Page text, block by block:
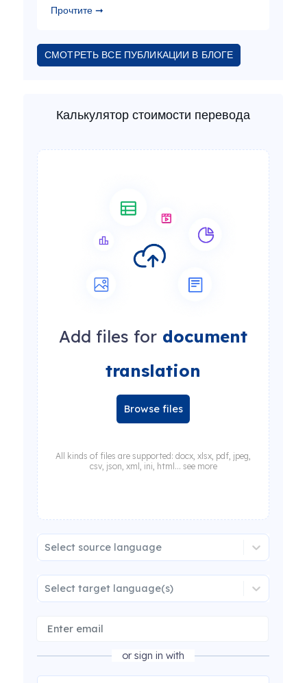
Прочтите ➞
СМОТРЕТЬ ВСЕ ПУБЛИКАЦИИ В БЛОГЕ
Калькулятор стоимости перевода
Add files for document
translation
Browse files
All kinds of files are supported: docx, xlsx, pdf, jpeg,
csv, json, xml, ini, html... see more
Select source language
Select target language(s)
or sign in with